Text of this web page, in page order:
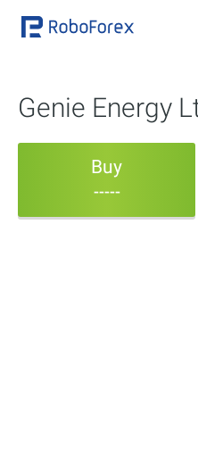
Genie Energy
Buy
-----